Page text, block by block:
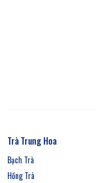
Trà Trung Hoa
Bạch Trà
Hồng Trà